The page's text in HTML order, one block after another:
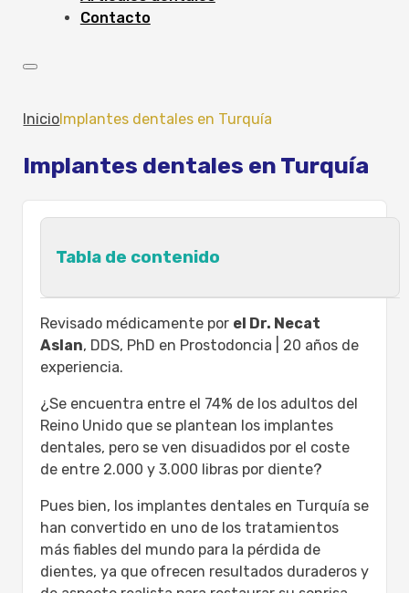
Contacto
InicioImplantes dentales en Turquía
Implantes dentales en Turquía
Tabla de contenido
¿Qué son los implantes dentales?
Tipos de implantes dentales: ¿cuál es el
adecuado para usted?
implantes explicados
Su viaje de implantes dentales:
cronología completa paso a paso
dental implants turkey before after
Recuperación y cuidados posteriores: qué
esperar después de la cirugía
¿Por qué Turquía para los implantes
dentales?
¿Es seguro ponerse implantes dentales
Revisado médicamente por el Dr. Necat
Aslan, DDS, PhD en Prostodoncia | 20 años de
experiencia.
¿Se encuentra entre el 74% de los adultos del
Reino Unido que se plantean los implantes
dentales, pero se ven disuadidos por el coste
de entre 2.000 y 3.000 libras por diente?
Pues bien, los implantes dentales en Turquía se
han convertido en uno de los tratamientos
más fiables del mundo para la pérdida de
dientes, ya que ofrecen resultados duraderos y